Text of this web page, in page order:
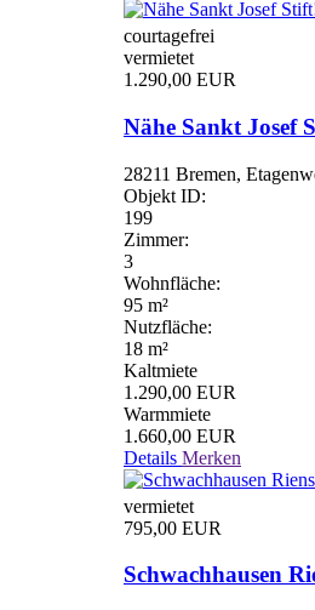
courtagefrei
vermietet
1.290,00 EUR
Nähe Sankt Josef
28211 Bremen,
Objekt ID:
199
Zimmer:
3
Wohnfläche:
95 m²
Nutzfläche:
18 m²
Kaltmiete
1.290,00 EUR
Warmmiete
1.660,00 EUR
Details Merken
vermietet
795,00 EUR
Schwachhausen